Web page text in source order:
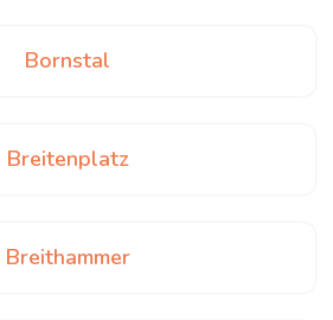
Bornstal
Breitenplatz
Breithammer